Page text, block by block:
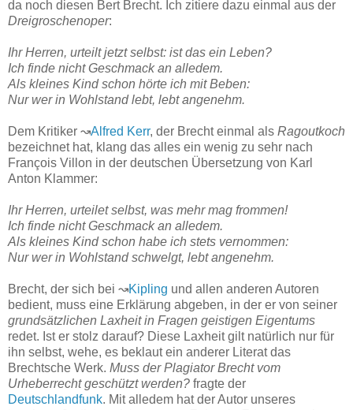
da noch diesen Bert Brecht. Ich zitiere dazu einmal aus der
Dreigroschenoper:
Ihr Herren, urteilt jetzt selbst: ist das ein Leben?
Ich finde nicht Geschmack an alledem.
Als kleines Kind schon hörte ich mit Beben:
Nur wer in Wohlstand lebt, lebt angenehm.
Dem Kritiker ↝Alfred Kerr, der Brecht einmal als Ragoutkoch
bezeichnet hat, klang das alles ein wenig zu sehr nach
François Villon in der deutschen Übersetzung von Karl
Anton Klammer:
Ihr Herren, urteilet selbst, was mehr mag frommen!
Ich finde nicht Geschmack an alledem.
Als kleines Kind schon habe ich stets vernommen:
Nur wer in Wohlstand schwelgt, lebt angenehm.
Brecht, der sich bei ↝Kipling und allen anderen Autoren
bedient, muss eine Erklärung abgeben, in der er von seiner
grundsätzlichen Laxheit in Fragen geistigen Eigentums
redet. Ist er stolz darauf? Diese Laxheit gilt natürlich nur für
ihn selbst, wehe, es beklaut ein anderer Literat das
Brechtsche Werk. Muss der Plagiator Brecht vom
Urheberrecht geschützt werden? fragte der
Deutschlandfunk. Mit alledem hat der Autor unseres